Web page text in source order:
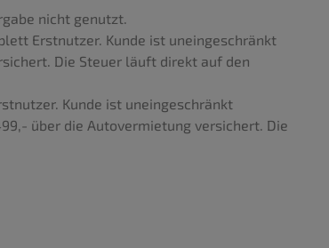
nicht genutzt.
Erstnutzer. Kunde ist uneingeschränkt
Die Steuer läuft direkt auf den
Kunde ist uneingeschränkt
über die Autovermietung versichert. Die